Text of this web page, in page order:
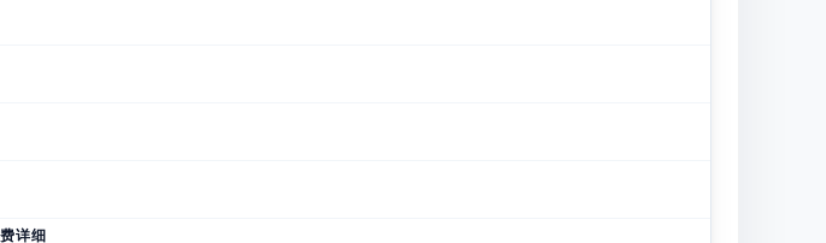
详细